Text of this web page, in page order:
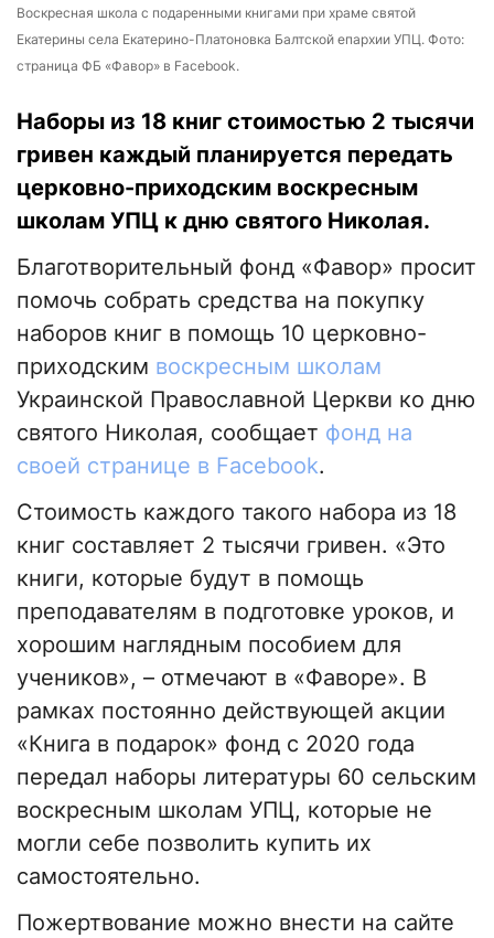
Воскресная школа с подаренными книгами при храме святой
Екатерины села Екатерино-Платоновка Балтской епархии УПЦ. Фото:
страница ФБ «Фавор» в Facebook.
Наборы из 18 книг стоимостью 2 тысячи
гривен каждый планируется передать
церковно-приходским воскресным
школам УПЦ к дню святого Николая.
Благотворительный фонд «Фавор» просит
помочь собрать средства на покупку
наборов книг в помощь 10 церковно-
приходским воскресным школам
Украинской Православной Церкви ко дню
святого Николая, сообщает фонд на
своей странице в Facebook.
Стоимость каждого такого набора из 18
книг составляет 2 тысячи гривен. «Это
книги, которые будут в помощь
преподавателям в подготовке уроков, и
хорошим наглядным пособием для
учеников», – отмечают в «Фаворе». В
рамках постоянно действующей акции
«Книга в подарок» фонд с 2020 года
передал наборы литературы 60 сельским
воскресным школам УПЦ, которые не
могли себе позволить купить их
самостоятельно.
Пожертвование можно внести на сайте